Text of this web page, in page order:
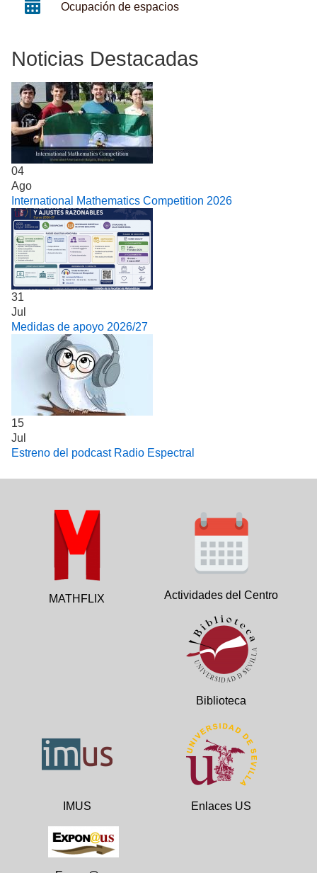
Ocupación de espacios
Noticias Destacadas
04
Ago
International Mathematics Competition 2026
31
Jul
Medidas de apoyo 2026/27
15
Jul
Estreno del podcast Radio Espectral
MATHFLIX Actividades del Centro
Biblioteca
IMUS Enlaces US